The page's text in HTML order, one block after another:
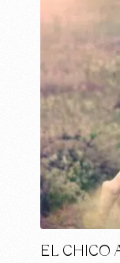
EL CHICO